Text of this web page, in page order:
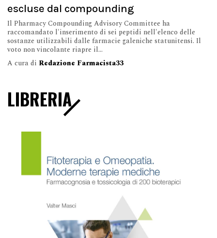
escluse dal compounding
Il Pharmacy Compounding Advisory Committee ha
raccomandato l'inserimento di sei peptidi nell'elenco delle
sostanze utilizzabili dalle farmacie galeniche statunitensi. Il
voto non vincolante riapre il...
A cura di Redazione Farmacista33
LIBRERIA